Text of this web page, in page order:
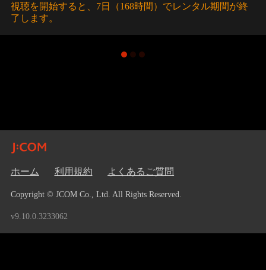
視聴を開始すると、7日（168時間）でレンタル期間が終
了します。
ホーム 利用規約 よくあるご質問
Copyright © JCOM Co., Ltd. All Rights Reserved.
v9.10.0.3233062